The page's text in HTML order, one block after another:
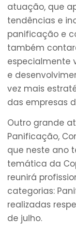
atuação, que
tendências e
panificação e
também
especialmente
e
vez mais
das empresas
Outro grande
Panificação,
que neste ano
temática da
reunirá
categorias:
realizadas
de julho.